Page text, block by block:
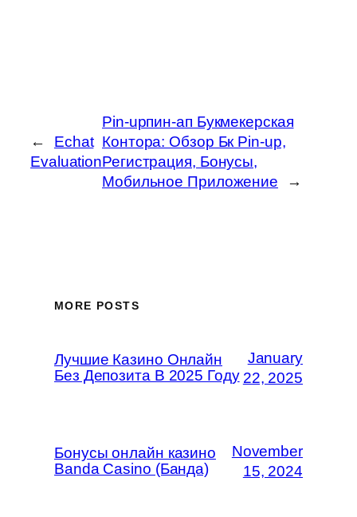
←
Echat
Evaluation
Pin-upпин-ап Букмекерская
Контора: Обзор Бк Pin-up,
Регистрация, Бонусы,
Мобильное Приложение
→
MORE POSTS
Лучшие Казино Онлайн
Без Депозита В 2025 Году
January
22, 2025
Бонусы онлайн казино
Banda Casino (Банда)
November
15, 2024